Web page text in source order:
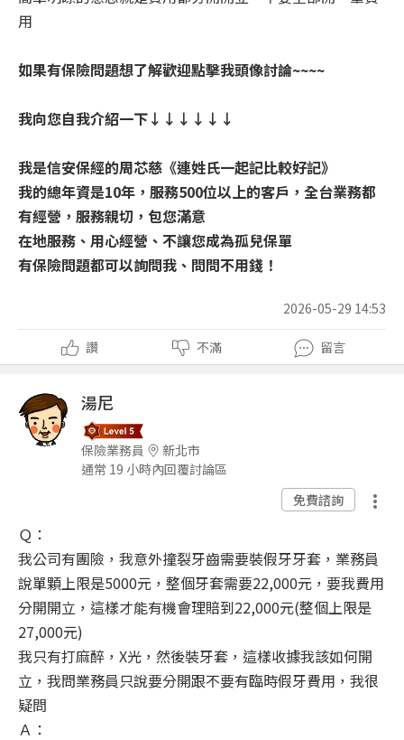
用
如果有保險問題想了解歡迎點擊我頭像討論~~~~
我向您自我介紹一下↓↓↓↓↓↓
我是信安保經的周芯慈《連姓氏一起記比較好記》
我的總年資是10年，服務500位以上的客戶，全台業務都
有經營，服務親切，包您滿意
在地服務、用心經營、不讓您成為孤兒保單
有保險問題都可以詢問我、問問不用錢！
2026-05-29 14:53
讚 不滿 留言
湯尼
保險業務員
新北市
通常 19 小時內回覆討論區
免費諮詢
Ｑ：
我公司有團險，我意外撞裂牙齒需要裝假牙牙套，業務員
說單顆上限是5000元，整個牙套需要22,000元，要我費用
分開開立，這樣才能有機會理賠到22,000元(整個上限是
27,000元)
我只有打麻醉，X光，然後裝牙套，這樣收據我該如何開
立，我問業務員只說要分開跟不要有臨時假牙費用，我很
疑問
Ａ：